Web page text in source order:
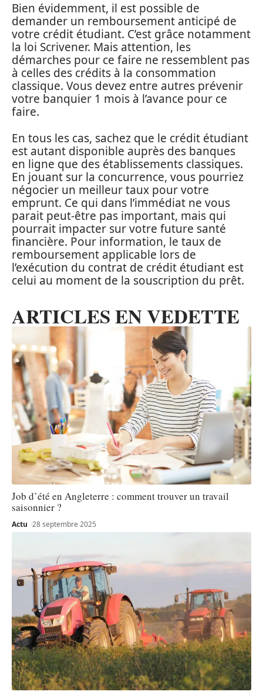
Bien évidemment, il est possible de
demander un remboursement anticipé de
votre crédit étudiant. C’est grâce notamment
la loi Scrivener. Mais attention, les
démarches pour ce faire ne ressemblent pas
à celles des crédits à la consommation
classique. Vous devez entre autres prévenir
votre banquier 1 mois à l’avance pour ce
faire.
En tous les cas, sachez que le crédit étudiant
est autant disponible auprès des banques
en ligne que des établissements classiques.
En jouant sur la concurrence, vous pourriez
négocier un meilleur taux pour votre
emprunt. Ce qui dans l’immédiat ne vous
parait peut-être pas important, mais qui
pourrait impacter sur votre future santé
financière. Pour information, le taux de
remboursement applicable lors de
l’exécution du contrat de crédit étudiant est
celui au moment de la souscription du prêt.
ARTICLES EN VEDETTE
Job d’été en Angleterre : comment trouver un travail
saisonnier ?
Actu 28 septembre 2025